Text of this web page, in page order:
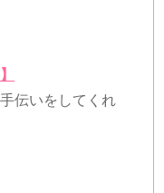
伝いをしてくれ